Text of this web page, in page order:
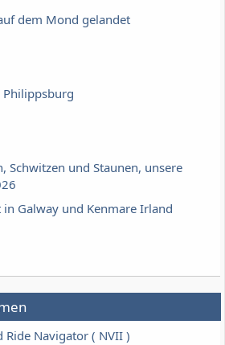
dem Mond gelandet
Schwitzen und Staunen, unsere
Galway und Kenmare Irland
Ride Navigator ( NVII )